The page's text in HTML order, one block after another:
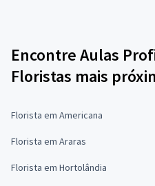
Encontre Aulas
Floristas mais
Florista em Americana
Florista em Araras
Florista em Hortolândia